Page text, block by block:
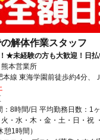
解体作業スタッフ
★未経験の方も大歓迎！日
本営業所
本線 東海学園前徒歩約4分、
肥本線 水前寺南口徒歩約25
：8時間/日 平均勤務日数：1
火・水・木・金・土・日・祝
1時間）